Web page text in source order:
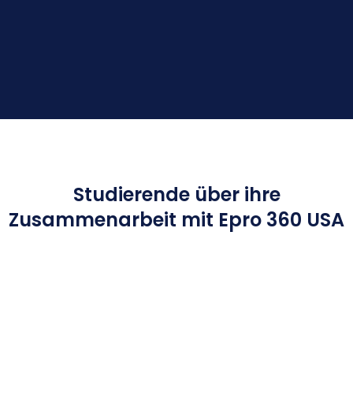
Studierende über ihre
Zusammenarbeit mit Epro 360 USA